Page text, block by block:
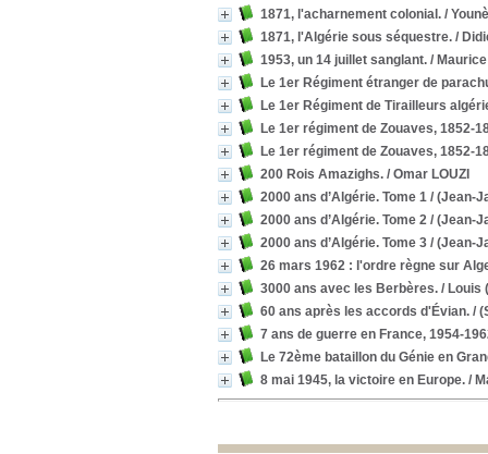
1871, l'acharnement colonial. /
1871, l'Algérie sous séquestre. /
1953, un 14 juillet sanglant. /
Le 1er Régiment étranger de
Le 1er Régiment de Tirailleurs
Le 1er régiment de Zouaves, 1852-
Le 1er régiment de Zouaves, 1852-
200 Rois Amazighs. / Omar LOUZI
2000 ans d’Algérie. Tome 1 / (Jean-
2000 ans d’Algérie. Tome 2 / (Jean-
2000 ans d’Algérie. Tome 3 / (Jean-
26 mars 1962 : l'ordre règne sur
3000 ans avec les Berbères. / Louis
60 ans après les accords d'Évian. /
7 ans de guerre en France, 1954-
Le 72ème bataillon du Génie en
8 mai 1945, la victoire en Europe. /